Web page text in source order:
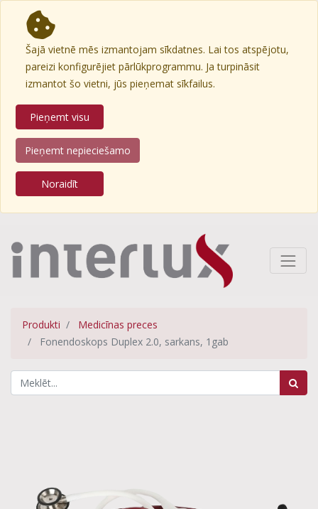
Šajā vietnē mēs izmantojam sīkdatnes. Lai tos atspējotu,
pareizi konfigurējiet pārlūkprogrammu. Ja turpināsit
izmantot šo vietni, jūs pieņemat sīkfailus.
Pieņemt visu
Pieņemt nepieciešamo
Noraidīt
Produkti
Medicīnas preces
Fonendoskops Duplex 2.0, sarkans, 1gab